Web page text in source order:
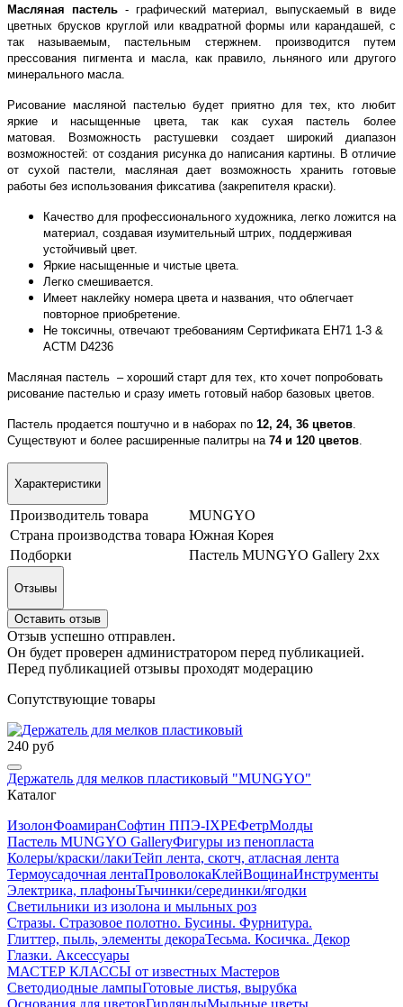
Масляная пастель - графический материал, выпускаемый в виде
цветных брусков круглой или квадратной формы или карандашей, с
так называемым, пастельным стержнем. производится путем
прессования пигмента и масла, как правило, льняного или другого
минерального масла.
Рисование масляной пастелью будет приятно для тех, кто любит
яркие и насыщенные цвета, так как сухая пастель более
матовая. Возможность растушевки создает широкий диапазон
возможностей: от создания рисунка до написания картины. В отличие
от сухой пастели, масляная дает возможность хранить готовые
работы без использования фиксатива (закрепителя краски).
Качество для профессионального художника, легко ложится на
материал, создавая изумительный штрих, поддерживая
устойчивый цвет.
Яркие насыщенные и чистые цвета.
Легко смешивается.
Имеет наклейку номера цвета и названия, что облегчает
повторное приобретение.
Не токсичны, отвечают требованиям Сертификата ЕН71 1-3 &
АСТМ D4236
Масляная пастель – хороший старт для тех, кто хочет попробовать
рисование пастелью и сразу иметь готовый набор базовых цветов.
Пастель продается поштучно и в наборах по 12, 24, 36 цветов
Существуют и более расширенные палитры на 74 и 120 цветов
Характеристики
Производитель товара
MUNGYO
Страна производства товара Южная Корея
Подборки
Пастель MUNGYO Gallery 2хх
Отзывы
Оставить отзыв
Отзыв успешно отправлен.
Он будет проверен администратором перед публикацией.
Перед публикацией отзывы проходят модерацию
Сопутствующие товары
240 руб
Держатель для мелков пластиковый "MUNGYO"
Каталог
ИзолонФоамиранСофтин ППЭ-IXPEФетрМолды
Пастель MUNGYO GalleryФигуры из пенопласта
Колеры/краски/лакиТейп лента, скотч, атласная лента
Термоусадочная лентаПроволокаКлейВощинаИнструменты
Электрика, плафоныТычинки/серединки/ягодки
Светильники из изолона и мыльных роз
Стразы. Стразовое полотно. Бусины. Фурнитура.
Глиттер, пыль, элементы декораТесьма. Косичка. Декор
Глазки. Аксессуары
МАСТЕР КЛАССЫ от известных Мастеров
Светодиодные лампыГотовые листья, вырубка
Основания для цветовГирляндыМыльные цветы